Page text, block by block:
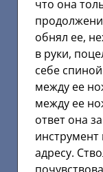
что она
обнял ее,
в руки,
себе
между ее
между ее
ответ она
адресу.